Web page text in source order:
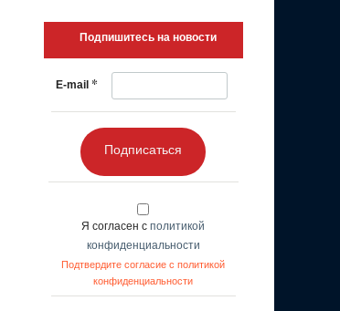
Подпишитесь на новости
E-mail *
Подписаться
Я согласен с политикой
конфиденциальности
Подтвердите согласие с политикой
конфиденциальности